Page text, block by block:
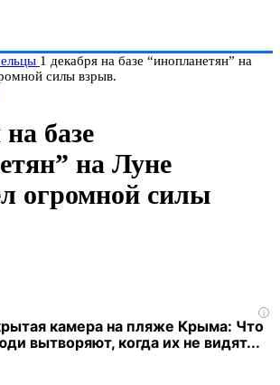
1 декабря на базе “инопланетян” на
силы взрыв.
базе
на Луне
огромной силы
i
камера на пляже Крыма: Что
вытворяют, когда их не видят...